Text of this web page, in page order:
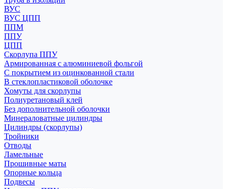
ВУС
ВУС ЦПП
ППМ
ППУ
ЦПП
Скорлупа ППУ
Армированная с алюминиевой фольгой
С покрытием из оцинкованной стали
В стеклопластиковой оболочке
Хомуты для скорлупы
Полиуретановый клей
Без дополнительной оболочки
Минераловатные цилиндры
Цилиндры (скорлупы)
Тройники
Отводы
Ламельные
Прошивные маты
Опорные кольца
Подвесы